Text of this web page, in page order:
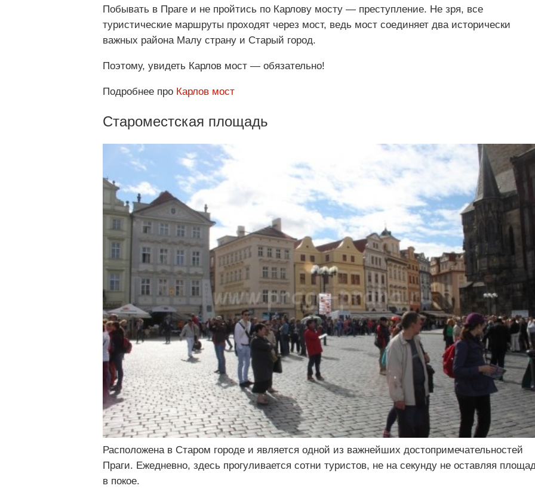
Побывать в Праге и не пройтись по Карлову мосту — преступление. Не зря, все
туристические маршруты проходят через мост, ведь мост соединяет два исторически
важных района Малу страну и Старый город.
Поэтому, увидеть Карлов мост — обязательно!
Подробнее про Карлов мост
Староместская площадь
Расположена в Старом городе и является одной из важнейших достопримечательностей
Праги. Ежедневно, здесь прогуливается сотни туристов, не на секунду не оставляя
в покое.